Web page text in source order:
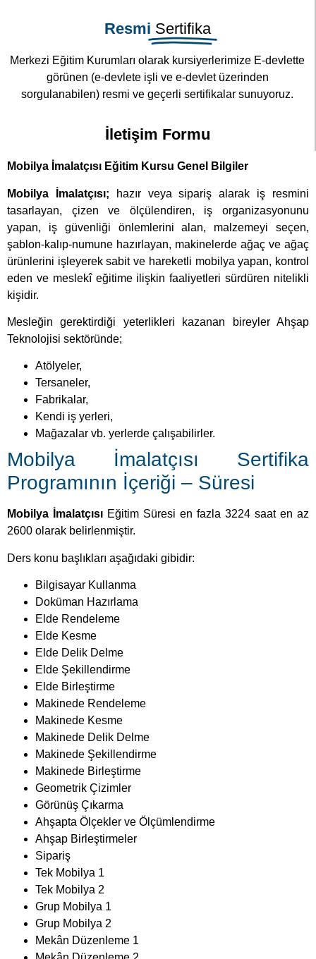
Mobilya İmalatçısı Eğitim Kursu Genel Bilgiler
Mobilya İmalatçısı;
hazır veya sipariş alarak iş resmini
tasarlayan, çizen ve ölçülendiren, iş organizasyonunu
yapan, iş güvenliği önlemlerini alan, malzemeyi seçen,
şablon-kalıp-numune hazırlayan, makinelerde ağaç ve ağaç
eden ve meslekî eğitime ilişkin faaliyetleri sürdüren nitelikli
Teknolojisi sektöründe;
Atölyeler,
Tersaneler,
Fabrikalar,
Kendi iş yerleri,
Mağazalar vb. yerlerde çalışabilirler.
Mobilya İmalatçısı Sertifika
Programının İçeriği – Süresi
Mobilya İmalatçısı
2600 olarak belirlenmiştir.
Ders konu başlıkları aşağıdaki gibidir:
Doküman Hazırlama
Elde Rendeleme
Elde Kesme
Elde Delik Delme
Elde Şekillendirme
Makinede Rendeleme
Makinede Kesme
Makinede Delik Delme
Makinede Şekillendirme
Makinede Birleştirme
Geometrik Çizimler
Görünüş Çıkarma
Ahşapta Ölçekler ve Ölçümlendirme
Ahşap Birleştirmeler
Sipariş
Tek Mobilya 1
Tek Mobilya 2
Grup Mobilya 1
Grup Mobilya 2
Mekân Düzenleme 1
Mekân Düzenleme 2
Kenar Kaplama
Yüzey Kaplama
Numune Yapma
Modüler Mobilya
Antre Mobilyası
Salon Mobilyası
Yatak Odası Mobilyası
Genç Odası Mobilyası